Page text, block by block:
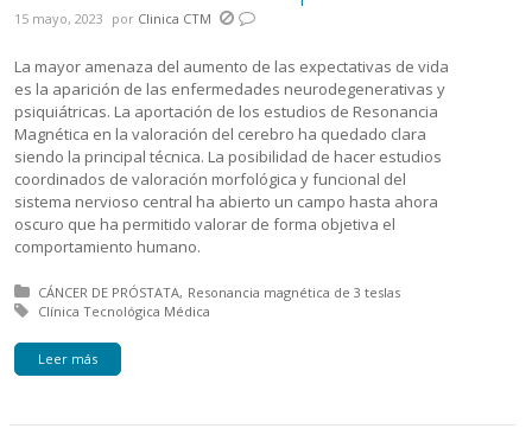
15 mayo, 2023 por Clinica CTM
La mayor amenaza del aumento de las expectativas de vida
es la aparición de las enfermedades neurodegenerativas y
psiquiátricas. La aportación de los estudios de Resonancia
Magnética en la valoración del cerebro ha quedado clara
siendo la principal técnica. La posibilidad de hacer estudios
coordinados de valoración morfológica y funcional del
sistema nervioso central ha abierto un campo hasta ahora
oscuro que ha permitido valorar de forma objetiva el
comportamiento humano.
Posted in:
CÁNCER DE PRÓSTATA Resonancia magnética de 3 teslas
Tagged with:
Clínica Tecnológica Médica
Leer más